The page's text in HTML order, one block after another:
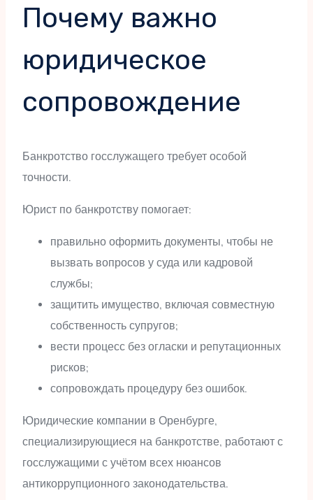
Почему важно
юридическое
сопровождение
Банкротство госслужащего требует особой
точности.
Юрист по банкротству помогает:
правильно оформить документы, чтобы не
вызвать вопросов у суда или кадровой
службы;
защитить имущество, включая совместную
собственность супругов;
вести процесс без огласки и репутационных
рисков;
сопровождать процедуру без ошибок.
Юридические компании в Оренбурге,
специализирующиеся на банкротстве, работают с
госслужащими с учётом всех нюансов
антикоррупционного законодательства.